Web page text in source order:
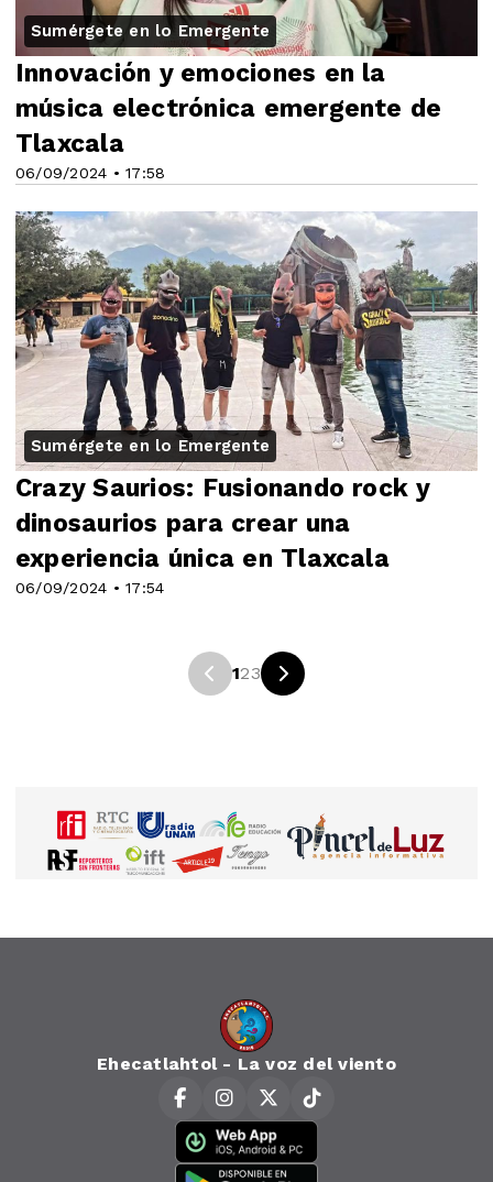
Sumérgete en lo Emergente
06/09/2024 • 17:58
Innovación y emociones en la
música electrónica emergente de
Tlaxcala
Sumérgete en lo Emergente
06/09/2024 • 17:54
Crazy Saurios: Fusionando rock y
dinosaurios para crear una
experiencia única en Tlaxcala
123
Ehecatlahtol - La voz del viento